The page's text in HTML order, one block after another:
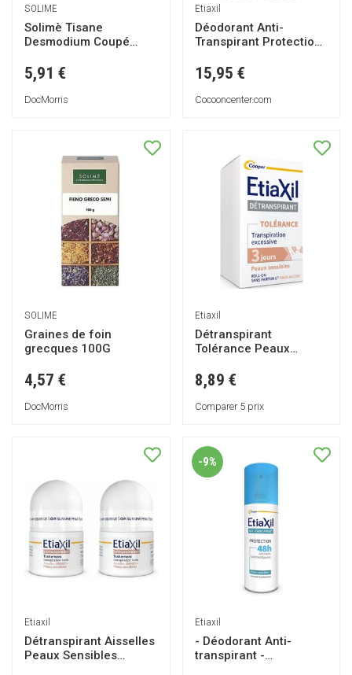
SOLIME
Solimè Tisane
Desmodium Coupé
5,91 €
DocMorris
Etiaxil
Déodorant Anti-
Transpirant Protection
150 ml - Lot 2 x 150 ml
15,95 €
Cocooncenter.com
SOLIME
Graines de foin
grecques 100G
4,57 €
DocMorris
Etiaxil
Détranspirant
Tolérance Peaux
8,89 €
Comparer 5 prix
Etiaxil
Détranspirant Aisselles
Peaux Sensibles
-9%
Etiaxil
- Déodorant Anti-
transpirant -